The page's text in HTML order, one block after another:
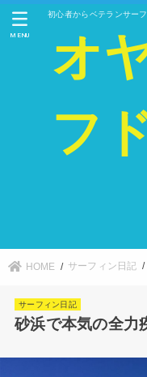
初心者からベテランサー
オ
フ
MENU
HOME サーフィン日記
サーフィン日記
砂浜で本気の全力